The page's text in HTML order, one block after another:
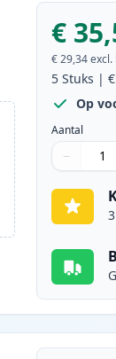
€
€ 29,34 excl.
5 Stuks |
Op
Aantal
Aantal
Gebruik
−
Aantal 1